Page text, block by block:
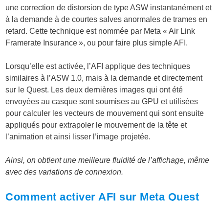
une correction de distorsion de type ASW instantanément et
à la demande à de courtes salves anormales de trames en
retard. Cette technique est nommée par Meta « Air Link
Framerate Insurance », ou pour faire plus simple AFI.
Lorsqu’elle est activée, l’AFI applique des techniques
similaires à l’ASW 1.0, mais à la demande et directement
sur le Quest. Les deux dernières images qui ont été
envoyées au casque sont soumises au GPU et utilisées
pour calculer les vecteurs de mouvement qui sont ensuite
appliqués pour extrapoler le mouvement de la tête et
l’animation et ainsi lisser l’image projetée.
Ainsi, on obtient une meilleure fluidité de l’affichage, même
avec des variations de connexion.
Comment activer AFI sur Meta Quest